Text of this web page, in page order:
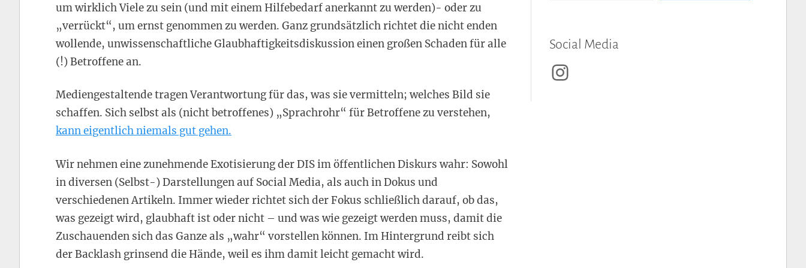
um wirklich Viele zu sein (und mit einem Hilfebedarf anerkannt zu werden)- oder zu
„verrückt“, um ernst genommen zu werden. Ganz grundsätzlich richtet die nicht enden
wollende, unwissenschaftliche Glaubhaftigkeitsdiskussion einen großen Schaden für alle
(!) Betroffene an.
Mediengestaltende tragen Verantwortung für das, was sie vermitteln; welches Bild sie
schaffen. Sich selbst als (nicht betroffenes) „Sprachrohr“ für Betroffene zu verstehen,
kann eigentlich niemals gut gehen.
Wir nehmen eine zunehmende Exotisierung der DIS im öffentlichen Diskurs wahr: Sowohl
in diversen (Selbst-) Darstellungen auf Social Media, als auch in Dokus und
verschiedenen Artikeln. Immer wieder richtet sich der Fokus schließlich darauf, ob das,
was gezeigt wird, glaubhaft ist oder nicht – und was wie gezeigt werden muss, damit die
Zuschauenden sich das Ganze als „wahr“ vorstellen können. Im Hintergrund reibt sich
der Backlash grinsend die Hände, weil es ihm damit leicht gemacht wird.
Social Media
Instagram